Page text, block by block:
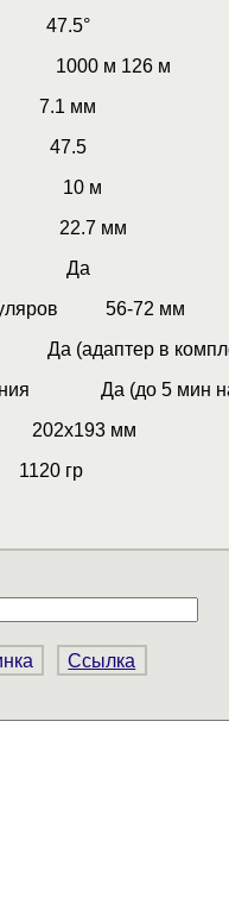
м 126 м
мм
47.5
10 м
22.7 мм
Да
окуляров 56-72 мм
в комплект
Да (до 5 мин
мм
Ссылка